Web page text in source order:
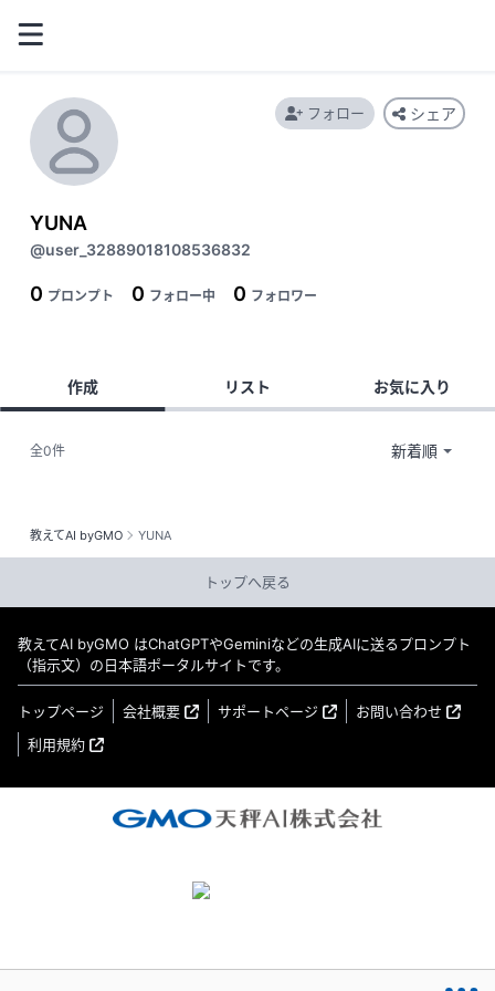
教えてAI byGMO YUNA
YUNA
@user_32889018108536832
0 プロンプト 0 フォロー中 0 フォロワー
フォロー シェア
作成 リスト お気に入り
全0件
トップへ戻る
教えてAI byGMO はChatGPTやGeminiなどの生成AIに送るプロンプト
（指示文）の日本語ポータルサイトです。
トップページ 会社概要 サポートページ
お問い合わせ
利用規約